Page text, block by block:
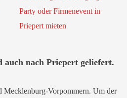
auch nach Priepert geliefert.
Mecklenburg-Vorpommern. Um der